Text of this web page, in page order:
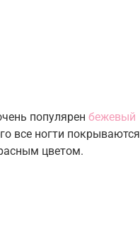
популярен бежевый
все ногти покрываются
цветом.